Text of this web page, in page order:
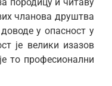
чланова друштва
у опасност у
је велики изазов
то професионални